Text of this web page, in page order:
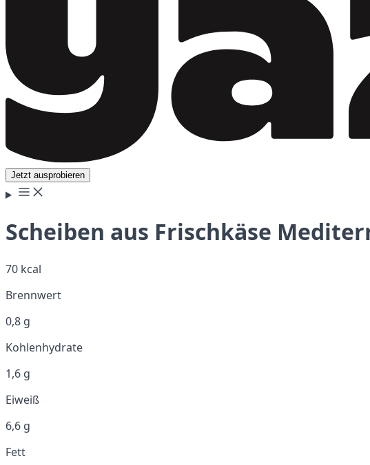
Jetzt ausprobieren
Scheiben aus Frischkäse
70 kcal
Brennwert
0,8 g
Kohlenhydrate
1,6 g
Eiweiß
6,6 g
Fett